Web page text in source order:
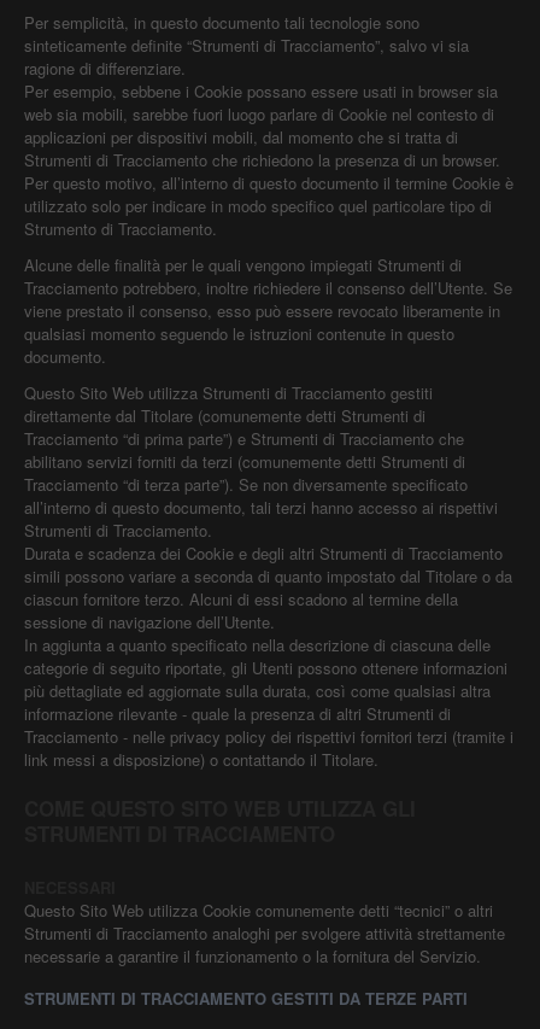
Per semplicità, in questo documento tali tecnologie sono
sinteticamente definite “Strumenti di Tracciamento”, salvo vi sia
ragione di differenziare.
Per esempio, sebbene i Cookie possano essere usati in browser sia
web sia mobili, sarebbe fuori luogo parlare di Cookie nel contesto di
applicazioni per dispositivi mobili, dal momento che si tratta di
Strumenti di Tracciamento che richiedono la presenza di un browser.
Per questo motivo, all’interno di questo documento il termine Cookie è
utilizzato solo per indicare in modo specifico quel particolare tipo di
Strumento di Tracciamento.
Alcune delle finalità per le quali vengono impiegati Strumenti di
Tracciamento potrebbero, inoltre richiedere il consenso dell’Utente. Se
viene prestato il consenso, esso può essere revocato liberamente in
qualsiasi momento seguendo le istruzioni contenute in questo
documento.
Questo Sito Web utilizza Strumenti di Tracciamento gestiti
direttamente dal Titolare (comunemente detti Strumenti di
Tracciamento “di prima parte”) e Strumenti di Tracciamento che
abilitano servizi forniti da terzi (comunemente detti Strumenti di
Tracciamento “di terza parte”). Se non diversamente specificato
all’interno di questo documento, tali terzi hanno accesso ai rispettivi
Strumenti di Tracciamento.
Durata e scadenza dei Cookie e degli altri Strumenti di Tracciamento
simili possono variare a seconda di quanto impostato dal Titolare o da
ciascun fornitore terzo. Alcuni di essi scadono al termine della
sessione di navigazione dell’Utente.
In aggiunta a quanto specificato nella descrizione di ciascuna delle
categorie di seguito riportate, gli Utenti possono ottenere informazioni
più dettagliate ed aggiornate sulla durata, così come qualsiasi altra
informazione rilevante - quale la presenza di altri Strumenti di
Tracciamento - nelle privacy policy dei rispettivi fornitori terzi (tramite i
link messi a disposizione) o contattando il Titolare.
Questo Sito Web utilizza Cookie comunemente detti “tecnici” o altri
Strumenti di Tracciamento analoghi per svolgere attività strettamente
necessarie a garantire il funzionamento o la fornitura del Servizio.
STRUMENTI DI TRACCIAMENTO GESTITI DA TERZE PARTI